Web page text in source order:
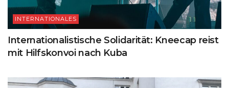
INTERNATIONALES
Internationalistische Solidarität: Kneecap reist
mit Hilfskonvoi nach Kuba